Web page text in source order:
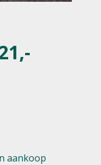
aankoop